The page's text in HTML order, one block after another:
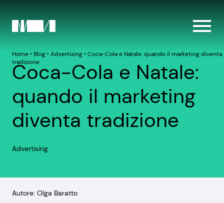
Home‣ Blog‣Advertising‣Coca-Cola e Natale: quando il marketing diventa
tradizione
Coca-Cola e Natale:
quando il marketing
diventa tradizione
Advertising
Autore: Olga Baratto